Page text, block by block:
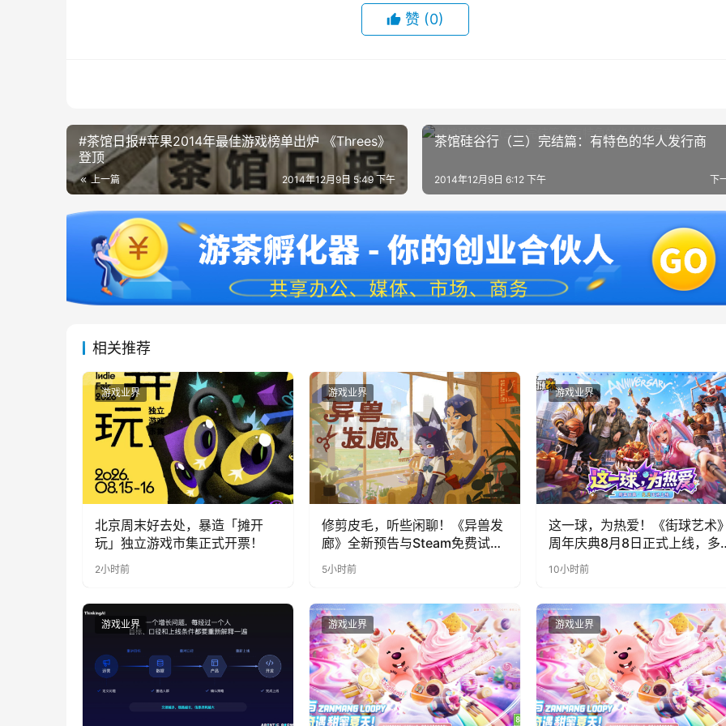
赞 (0)
#茶馆日报#苹果2014年最佳游戏榜单出炉 《Threes》
登顶
上一篇 2014年12月9日 5:49 下午
茶馆硅谷行（三）完结篇：有特色的华人发行商
下
2014年12月9日 6:12 下午
相关推荐
游戏业界
北京周末好去处，暴造「摊开
玩」独立游戏市集正式开票！
2小时前
游戏业界
修剪皮毛，听些闲聊！《异兽发
廊》全新预告与Steam免费试玩
公开
5小时前
游戏业界
这一球，为热爱！《街球艺术
周年庆典8月8日正式上线，多
福利与全新内容同步开启
10小时前
游戏业界 游戏业界 游戏业界